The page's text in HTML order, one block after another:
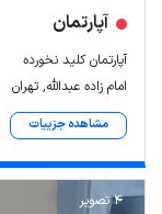
آپارتمان
آپارتمان کلید نخورده
امام زاده عبدالله, تهران
مشاهده جزییات
4 تصویر